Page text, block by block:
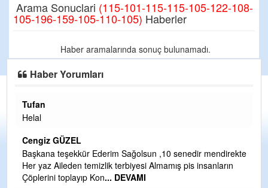
Arama Sonuclari (115-101-115-115-105-122-108-
105-196-159-105-110-105) Haberler
Haber aramalarında sonuç bulunamadı.
Haber Yorumları
Tufan
Helal
Cengiz GÜZEL
Başkana teşekkür Ederim Sağolsun ,10 senedir mendirekte
Her yaz Aileden temizlik terbiyesi Almamış pis insanların
Çöplerini toplayıp Kon... DEVAMI